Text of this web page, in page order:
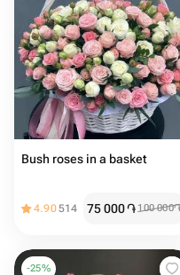
Bush roses in a basket
4.90514 75 000֏ 100 000֏
-25%